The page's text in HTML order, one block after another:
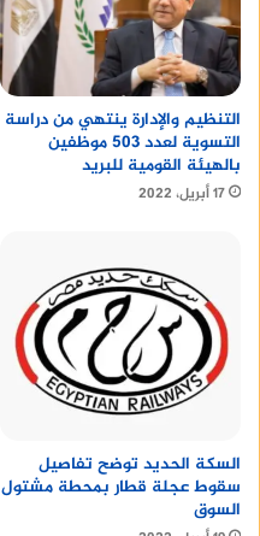
التنظيم والإدارة ينتهي من دراسة
التسوية لعدد 503 موظفين
بالهيئة القومية للبريد
17 أبريل، 2022
السكة الحديد توضح تفاصيل
سقوط عجلة قطار بمحطة مشتول
السوق